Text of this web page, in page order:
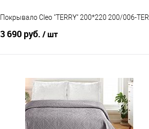
Покрывало Cleo "TERRY" 200*220 200/006-TER
3 690 руб. / шт
Купить в 1 клик
Сравнение
В избранное
В наличии